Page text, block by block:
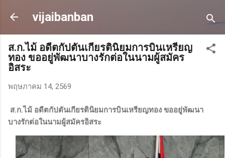
ข้ามไปที่เนื้อหาหลัก
vijaibanban
ส.ก.ไม้ อดีตกัปตันเกียรตินิยมการบินเหรียญ
ทอง ขออยู่พัฒนาบางรักต่อในนามผู้สมัคร
อิสระ
พฤษภาคม 14, 2569
ส.ก.ไม้ อดีตกัปตันเกียรตินิยมการบินเหรียญทอง ขออยู่พัฒนา
บางรักต่อในนามผู้สมัครอิสระ